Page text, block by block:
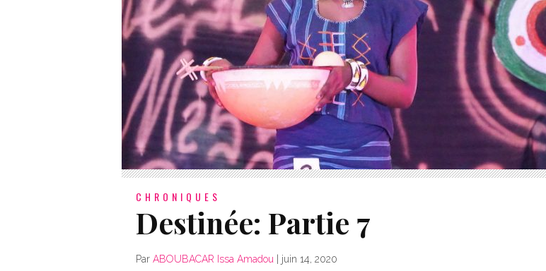
CHRONIQUES
Destinée: Partie 7
Par ABOUBACAR Issa Amadou juin 14, 2020